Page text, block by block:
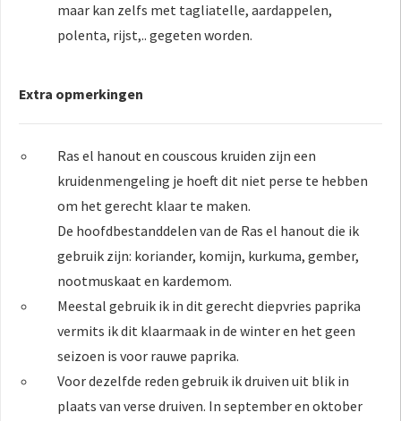
maar kan zelfs met tagliatelle, aardappelen,
polenta, rijst,.. gegeten worden.
Extra opmerkingen
Ras el hanout en couscous kruiden zijn een
kruidenmengeling je hoeft dit niet perse te hebben
om het gerecht klaar te maken.
De hoofdbestanddelen van de Ras el hanout die ik
gebruik zijn: koriander, komijn, kurkuma, gember,
nootmuskaat en kardemom.
Meestal gebruik ik in dit gerecht diepvries paprika
vermits ik dit klaarmaak in de winter en het geen
seizoen is voor rauwe paprika.
Voor dezelfde reden gebruik ik druiven uit blik in
plaats van verse druiven. In september en oktober